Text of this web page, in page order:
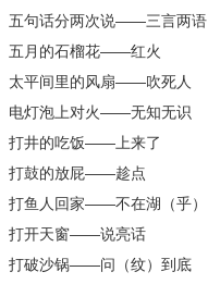
五句话分两次说——三言两语
五月的石榴花——红火
太平间里的风扇——吹死人
电灯泡上对火——无知无识
打井的吃饭——上来了
打鼓的放屁——趁点
打鱼人回家——不在湖（乎）
打开天窗——说亮话
打破沙锅——问（纹）到底